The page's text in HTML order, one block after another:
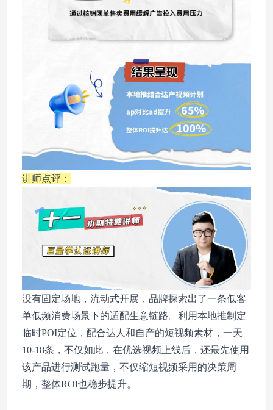
讲师点评：
没有固定场地，流动式开展，品牌探索出了一条低客
单低频消费场景下的适配生意链路。利用本地推制定
临时POI定位，配合达人和自产的短视频素材，一天
10-18条，不仅如此，在优选视频上线后，还最先使用
该产品进行测试跑量，不仅缩短视频采用的决策周
期，整体ROI也稳步提升。